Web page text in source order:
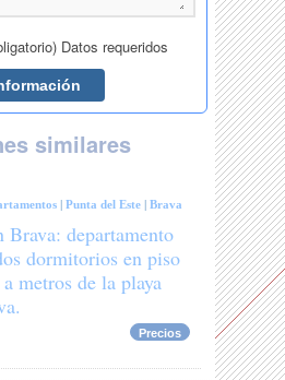
similares
|Punta del Este |Brava
Brava: departamento
dormitorios en piso
metros de la playa
Precios